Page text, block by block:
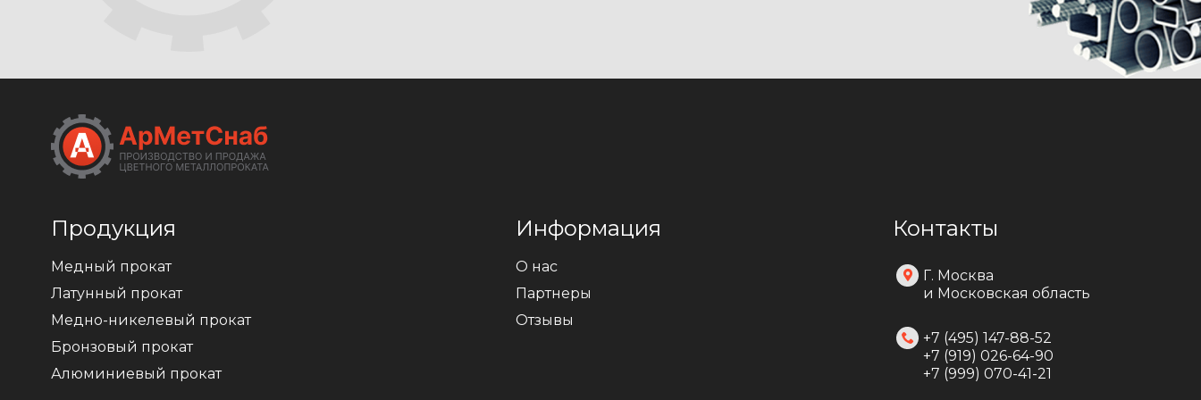
Продукция
Медный прокат
Латунный прокат
Медно-никелевый прокат
Бронзовый прокат
Алюминиевый прокат
Информация
О нас
Партнеры
Отзывы
Контакты
Г. Москва
и Московская область
+7 (495) 147-88-52
+7 (919) 026-64-90
+7 (999) 070-41-21